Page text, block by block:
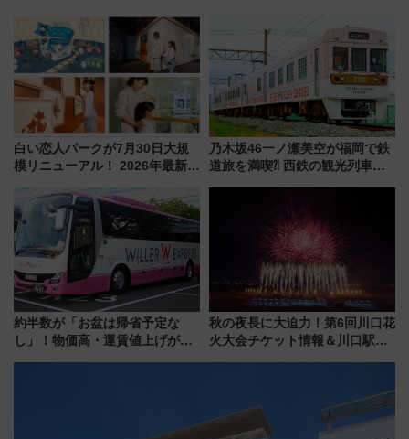
やり＆スタミナグルメ」6選【新
店舗も！】
いを満喫しよう（花火鑑賞会応
白い恋人パークが7月30日大規
模リニューアル！ 2026年最新の
と料金・アクセスを徹底解説
（札幌市）
乃木坂46一ノ瀬美空が福岡で鉄
道旅を満喫⁈ 西鉄の観光列車
CHIKUGO」で巡る福岡･太宰
府･柳川の旅！YouTubeが公開
約半数が「お盆は帰省予定な
し」！物価高・運賃値上げが財
秋の夜長に大迫力！第6回川口花
火大会チケット情報＆川口駅か